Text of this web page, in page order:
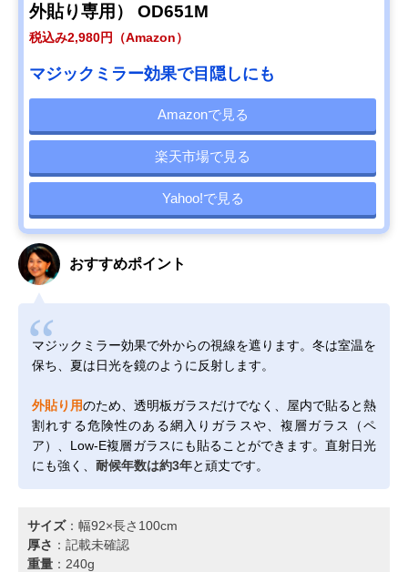
外貼り専用） OD651M
税込み2,980円（Amazon）
マジックミラー効果で目隠しにも
Amazonで見る
楽天市場で見る
Yahoo!で見る
おすすめポイント
マジックミラー効果で外からの視線を遮ります。冬は室温を
保ち、夏は日光を鏡のように反射します。
外貼り用のため、透明板ガラスだけでなく、屋内で貼ると熱
割れする危険性のある網入りガラスや、複層ガラス（ペ
ア）、Low-E複層ガラスにも貼ることができます。直射日光
にも強く、 耐候年数は約3年と頑丈です。
サイズ：幅92×長さ100cm
厚さ ：記載未確認
重量 ：240g